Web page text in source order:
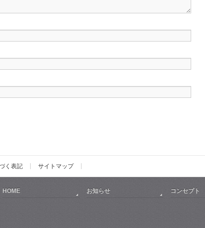
く表記 サイトマップ
HOME お知らせ コンセプト